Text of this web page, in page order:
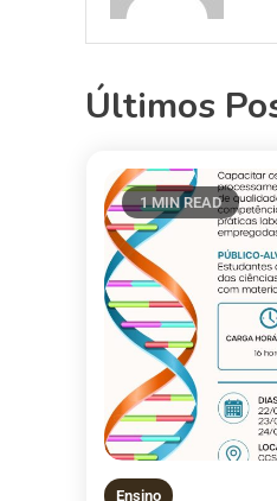
Últimos
1 MIN READ
Ensino